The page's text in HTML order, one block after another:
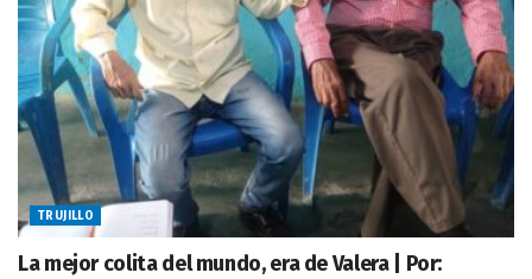
TRUJILLO
La mejor colita del mundo, era de Valera | Por: